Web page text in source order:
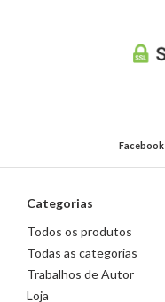
Facebook
Categorias
Todos os produtos
Todas as categorias
Trabalhos de Autor
Loja